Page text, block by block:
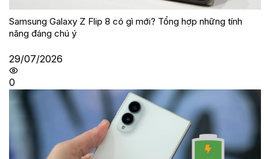
Samsung Galaxy Z Flip 8 có gì mới? Tổng hợp những tính
năng đáng chú ý
29/07/2026
0